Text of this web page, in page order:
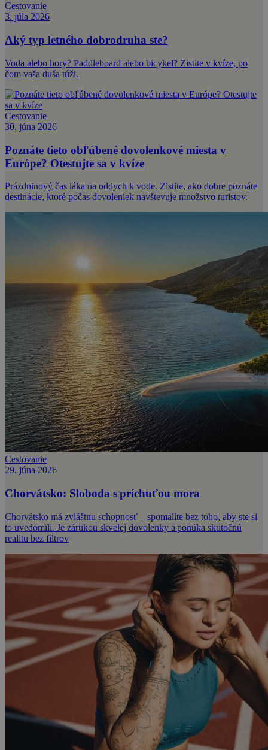
Cestovanie
3. júla 2026
Aký typ letného dobrodruha ste?
Voda alebo hory? Paddleboard alebo bicykel? Zistite v kvíze, po
čom vaša duša túži.
Cestovanie
30. júna 2026
Poznáte tieto obľúbené dovolenkové miesta v
Európe? Otestujte sa v kvíze
Prázdninový čas láka na oddych k vode. Zistite, ako dobre poznáte
destinácie, ktoré počas dovoleniek navštevuje množstvo turistov.
Cestovanie
29. júna 2026
Chorvátsko: Sloboda s príchuťou mora
Chorvátsko má zvláštnu schopnosť – spomalíte bez toho, aby ste si
to uvedomili. Je zárukou skvelej dovolenky a ponúka skutočnú
realitu bez filtrov